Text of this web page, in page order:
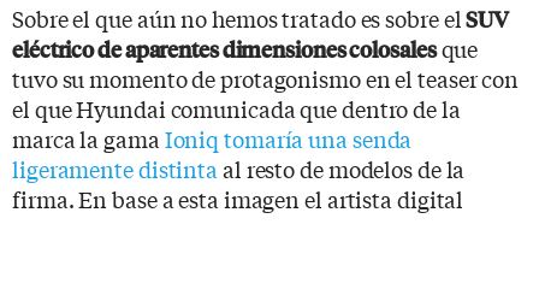
Sobre el que aún no hemos tratado es sobre elSUV
eléctrico de aparentes dimensiones colosalesque
tuvo su momento de protagonismo en el teaser con
el que Hyundai comunicada que dentro de la
marca la gama Ioniq tomaría una senda
ligeramente distinta al resto de modelos de la
firma. En base a esta imagen el artista digital